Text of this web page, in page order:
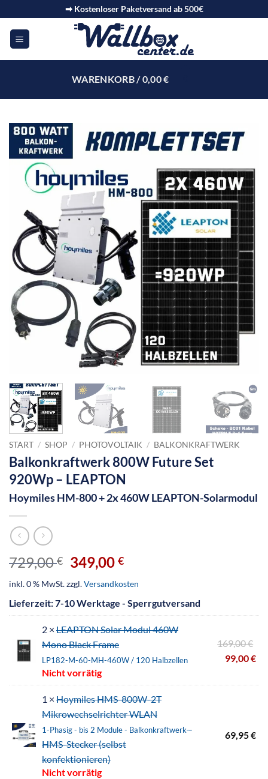
➡ Kostenloser Paketversand ab 500€
WARENKORB /0,00€
START / SHOP / PHOTOVOLTAIK / BALKONKRAFTWERK
Balkonkraftwerk 800W Future Set
920Wp – LEAPTON
Hoymiles HM-800 + 2x 460W LEAPTON-Solarmodul
729,00€ 349,00€
inkl. 0 % MwSt.zzgl.Versandkosten
Lieferzeit:7-10 Werktage - Sperrgutversand
2 × LEAPTON Solar Modul 460W
Mono Black Frame
LP182-M-60-MH-460W / 120 Halbzellen
Nicht vorrätig
169,00€
99,00€
1 × Hoymiles HMS-800W-2T
Mikrowechselrichter WLAN
1-Phasig - bis 2 Module - Balkonkraftwerk-
HMS-Stecker (selbst
konfektionieren)
Nicht vorrätig
69,95€